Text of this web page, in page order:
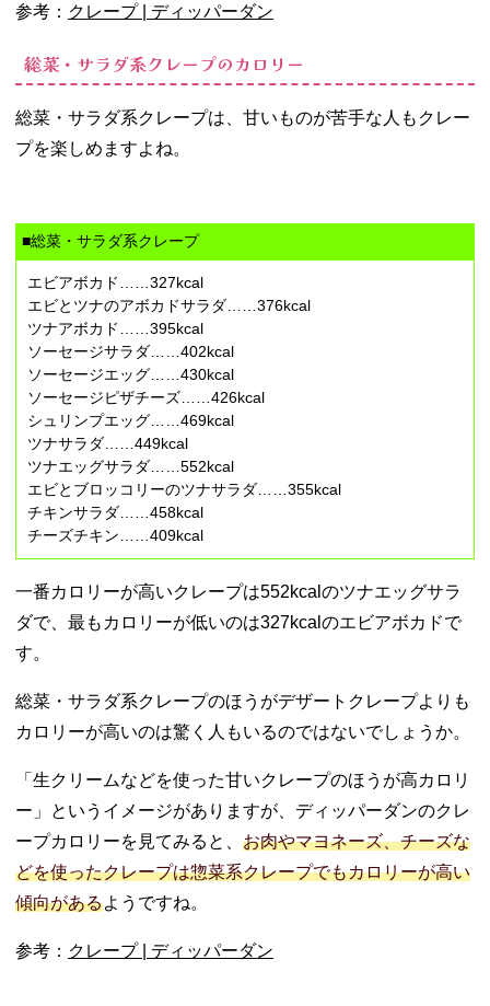
参考： クレープ | ディッパーダン
総菜・サラダ系クレープのカロリー
総菜・サラダ系クレープは、甘いものが苦手な人もクレー
プを楽しめますよね。
■総菜・サラダ系クレープ
エビアボカド……327kcal
エビとツナのアボカドサラダ……376kcal
ツナアボカド……395kcal
ソーセージサラダ……402kcal
ソーセージエッグ……430kcal
ソーセージピザチーズ……426kcal
シュリンプエッグ……469kcal
ツナサラダ……449kcal
ツナエッグサラダ……552kcal
エビとブロッコリーのツナサラダ……355kcal
チキンサラダ……458kcal
チーズチキン……409kcal
一番カロリーが高いクレープは552kcalのツナエッグサラ
ダで、最もカロリーが低いのは327kcalのエビアボカドで
す。
総菜・サラダ系クレープのほうがデザートクレープよりも
カロリーが高いのは驚く人もいるのではないでしょうか。
「生クリームなどを使った甘いクレープのほうが高カロリ
ー」というイメージがありますが、ディッパーダンのクレ
ープカロリーを見てみると、 お肉やマヨネーズ、チーズな
どを使ったクレープは惣菜系クレープでもカロリーが高い
傾向があるようですね。
参考： クレープ | ディッパーダン